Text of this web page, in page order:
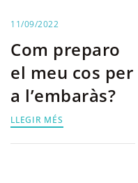
11/09/2022
Com preparo
el meu cos per
a l’embaràs?
LLEGIR MÉS